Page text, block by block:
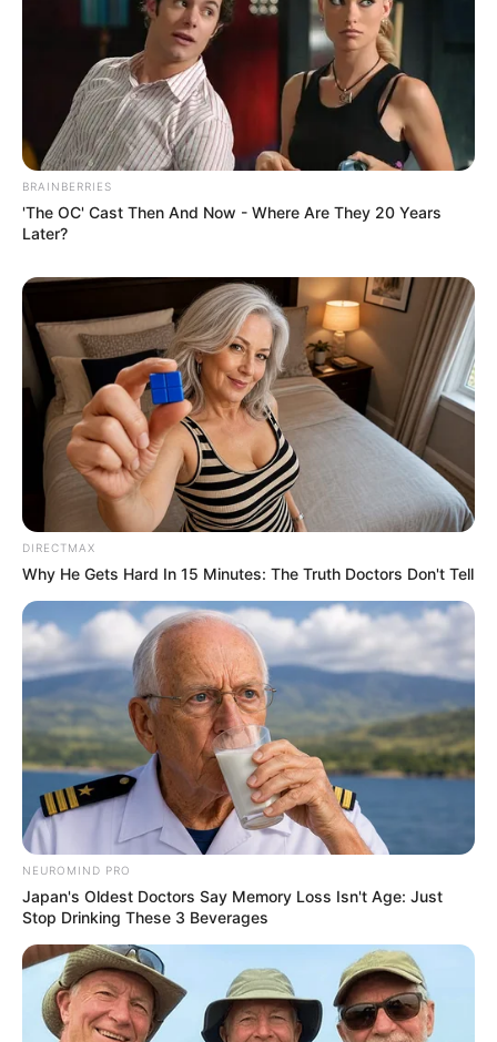
BRAINBERRIES
'The OC' Cast Then And Now - Where Are They 20 Years
Later?
DIRECTMAX
Why He Gets Hard In 15 Minutes: The Truth Doctors Don't Tell
NEUROMIND PRO
Japan's Oldest Doctors Say Memory Loss Isn't Age: Just
Stop Drinking These 3 Beverages